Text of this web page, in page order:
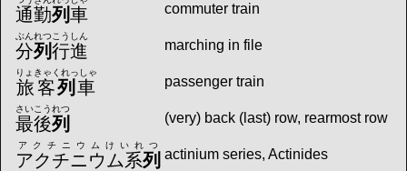
通勤列車 commuter train
分列行進
ぶんれつこうしん
marching in file
旅客列車
りょきゃくれっしゃ
passenger train
最後列
さいこうれつ
(very) back (last) row, rearmost row
アクチニウム系列
アクチニウムけいれつ
actinium series, Actinides